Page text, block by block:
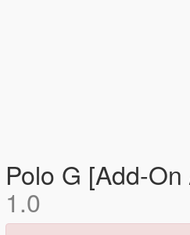
Polo G [Add-
1.0